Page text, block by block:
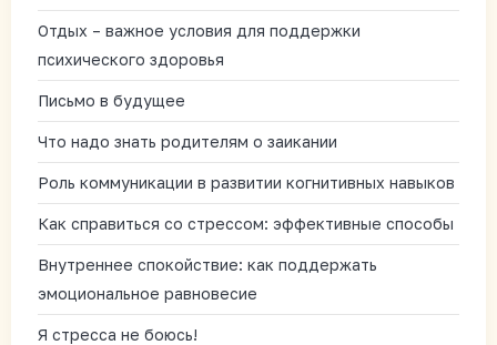
Отдых – важное условия для поддержки
психического здоровья
Письмо в будущее
Что надо знать родителям о заикании
Роль коммуникации в развитии когнитивных навыков
Как справиться со стрессом: эффективные способы
Внутреннее спокойствие: как поддержать
эмоциональное равновесие
Я стресса не боюсь!